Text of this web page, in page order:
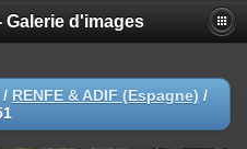
Galerie d'images
/ RENFE & ADIF (Espagne) /